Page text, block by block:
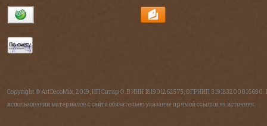
Copyright © ArtDecoMix, 2019, ИП Ситар О.В ИНН 181901262575, ОГРНИП 319183200016690.
использовании материалов с сайта обязательно указание прямой ссылки на источник.